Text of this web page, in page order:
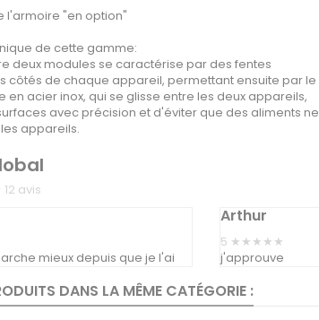
l'armoire "en option"
de cette gamme:
deux modules se caractérise par des fentes
côtés de chaque appareil, permettant ensuite par le
en acier inox, qui se glisse entre les deux appareils,
avec précision et d'éviter que des aliments ne
appareils.
12 avis
mieux depuis que je l'ai
Arthur
5 ★★★★★
j'approuve
DANS LA MÊME CATÉGORIE :